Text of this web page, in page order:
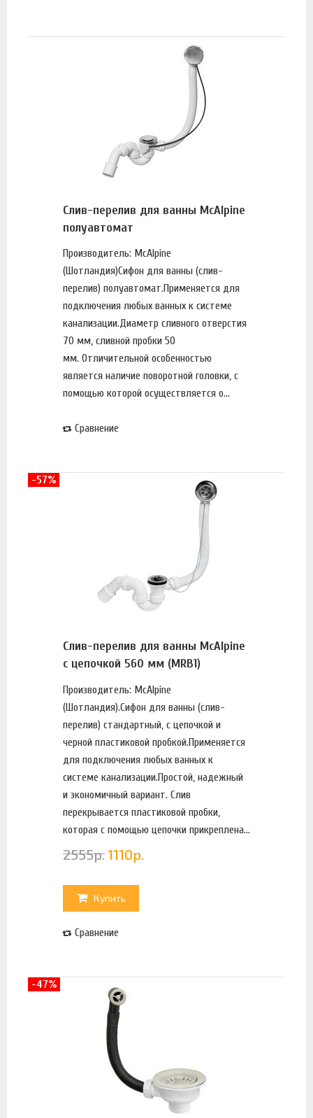
Слив-перелив для ванны McAlpine
полуавтомат
Производитель: McAlpine
(Шотландия)Сифон для ванны (слив-
перелив) полуавтомат.Применяется для
подключения любых ванных к системе
канализации.Диаметр сливного отверстия
70 мм, сливной пробки 50
мм. Отличительной особенностью
является наличие поворотной головки, с
помощью которой осуществляется о...
Сравнение
Слив-перелив для ванны McAlpine
с цепочкой 560 мм (MRB1)
Производитель: McAlpine
(Шотландия).Сифон для ванны (слив-
перелив) стандартный, с цепочкой и
черной пластиковой пробкой.Применяется
для подключения любых ванных к
системе канализации.Простой, надежный
и экономичный вариант. Слив
перекрывается пластиковой пробки,
которая с помощью цепочки прикреплена...
2555р.1110р.
Купить
Сравнение
-57%
-47%